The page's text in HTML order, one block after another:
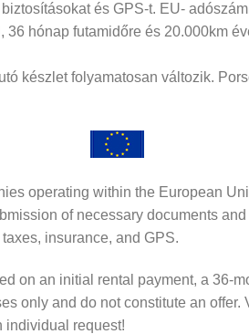
és GPS-t. EU-
hónap futamidőre és 20.000km
készlet folyamatosan változik.
operating within the European
of necessary documents
insurance, and GPS.
on an initial rental payment, a 36-
only and do not constitute an
individual request!